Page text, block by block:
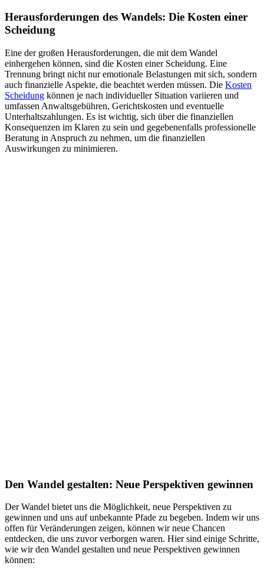
Herausforderungen des Wandels: Die Kosten einer
Scheidung
Eine der großen Herausforderungen, die mit dem Wandel
einhergehen können, sind die Kosten einer Scheidung. Eine
Trennung bringt nicht nur emotionale Belastungen mit sich, sondern
auch finanzielle Aspekte, die beachtet werden müssen. Die Kosten
Scheidung können je nach individueller Situation variieren und
umfassen Anwaltsgebühren, Gerichtskosten und eventuelle
Unterhaltszahlungen. Es ist wichtig, sich über die finanziellen
Konsequenzen im Klaren zu sein und gegebenenfalls professionelle
Beratung in Anspruch zu nehmen, um die finanziellen
Auswirkungen zu minimieren.
Den Wandel gestalten: Neue Perspektiven gewinnen
Der Wandel bietet uns die Möglichkeit, neue Perspektiven zu
gewinnen und uns auf unbekannte Pfade zu begeben. Indem wir uns
offen für Veränderungen zeigen, können wir neue Chancen
entdecken, die uns zuvor verborgen waren. Hier sind einige Schritte,
wie wir den Wandel gestalten und neue Perspektiven gewinnen
können: